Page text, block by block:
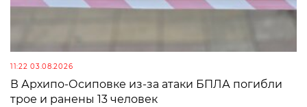
11:22 03.08.2026
В Архипо-Осиповке из-за атаки БПЛА погибли
трое и ранены 13 человек